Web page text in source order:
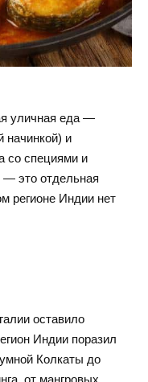
уличная еда —
начинкой) и
со специями и
— это отдельная
регионе Индии нет
оставило
Индии поразил
Колкаты до
от мангровых